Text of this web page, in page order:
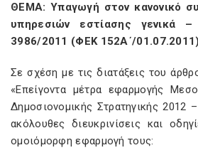
ΘΕΜΑ: Υπαγωγή στον κανονικό
υπηρεσιών εστίασης γενικά
3986/2011 (ΦΕΚ 152Α΄/01.07.2011)
Σε σχέση με τις διατάξεις του
«Επείγοντα μέτρα εφαρμογής
Δημοσιονομικής Στρατηγικής 2012
ακόλουθες διευκρινίσεις και
ομοιόμορφη εφαρμογή τους: